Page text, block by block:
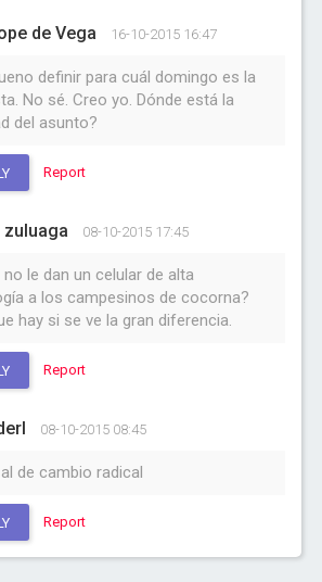
de Vega 16-10-2015 16:47
definir para cuál domingo es la
No sé. Creo yo. Dónde está la
del asunto?
Report
zuluaga 08-10-2015 17:45
no le dan un celular de alta
a los campesinos de cocorna?
hay si se ve la gran diferencia.
Report
08-10-2015 08:45
de cambio radical
Report